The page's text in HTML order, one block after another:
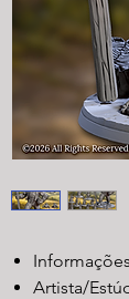
Artista/